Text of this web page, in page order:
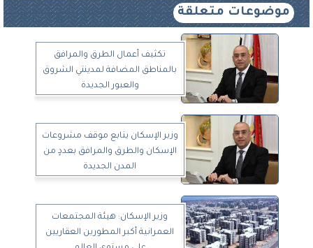
موضوعات متعلقة
تكثيف أعمال الطرق والمرافق
بالمناطق المضافة لمدينتي الشروق
والعبور الجديدة
وزير الإسكان يتابع موقف مشروعات
الإسكان والطرق والمرافق بعددٍ من
المدن الجديدة
وزير الإسكان: هيئة المجتمعات
العمرانية أكبر المطورين العقاريين